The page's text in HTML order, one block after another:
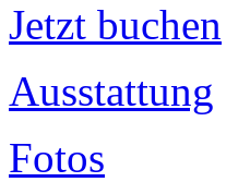
Jetzt buchen
Ausstattung
Fotos